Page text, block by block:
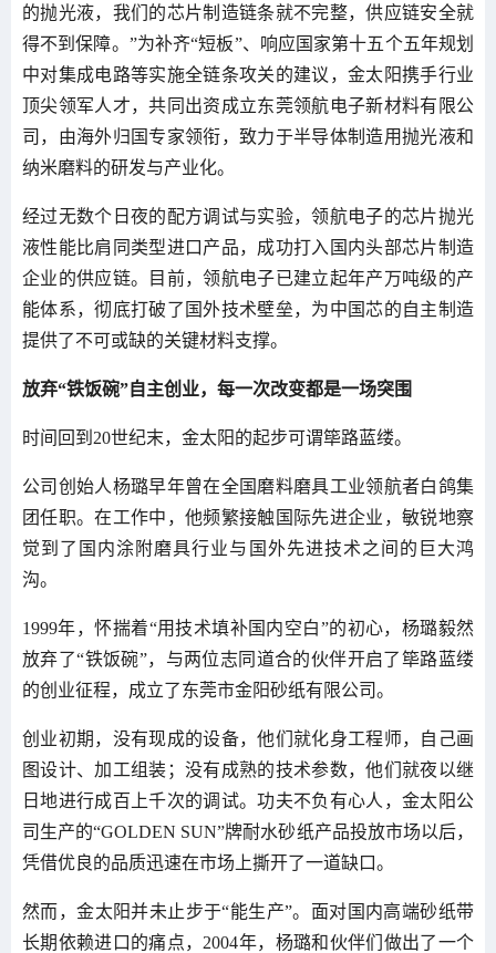
的抛光液，我们的芯片制造链条就不完整，供应链安全就
得不到保障。”为补齐“短板”、响应国家第十五个五年规划
中对集成电路等实施全链条攻关的建议，金太阳携手行业
顶尖领军人才，共同出资成立东莞领航电子新材料有限公
司，由海外归国专家领衔，致力于半导体制造用抛光液和
纳米磨料的研发与产业化。
经过无数个日夜的配方调试与实验，领航电子的芯片抛光
液性能比肩同类型进口产品，成功打入国内头部芯片制造
企业的供应链。目前，领航电子已建立起年产万吨级的产
能体系，彻底打破了国外技术壁垒，为中国芯的自主制造
提供了不可或缺的关键材料支撑。
放弃“铁饭碗”自主创业， 每一次改变都是一场突围
时间回到20世纪末，金太阳的起步可谓筚路蓝缕。
公司创始人杨璐早年曾在全国磨料磨具工业领航者白鸽集
团任职。在工作中，他频繁接触国际先进企业，敏锐地察
觉到了国内涂附磨具行业与国外先进技术之间的巨大鸿
沟。
1999年，怀揣着“用技术填补国内空白”的初心，杨璐毅然
放弃了“铁饭碗”，与两位志同道合的伙伴开启了筚路蓝缕
的创业征程，成立了东莞市金阳砂纸有限公司。
创业初期，没有现成的设备，他们就化身工程师，自己画
图设计、加工组装；没有成熟的技术参数，他们就夜以继
日地进行成百上千次的调试。功夫不负有心人，金太阳公
司生产的“GOLDEN SUN”牌耐水砂纸产品投放市场以后，
凭借优良的品质迅速在市场上撕开了一道缺口。
然而，金太阳并未止步于“能生产”。面对国内高端砂纸带
长期依赖进口的痛点，2004年，杨璐和伙伴们做出了一个